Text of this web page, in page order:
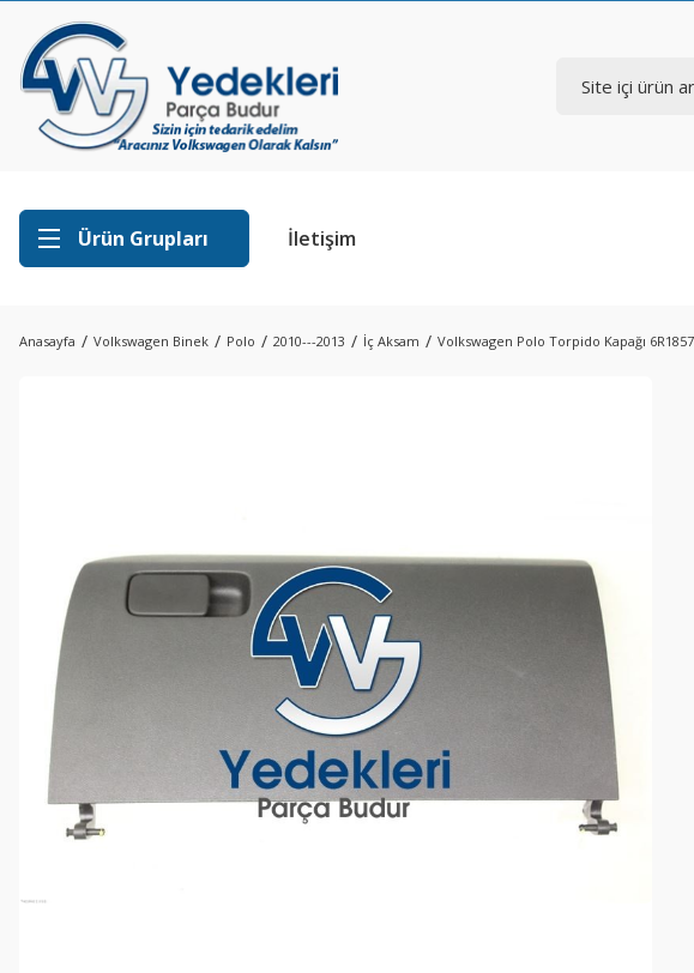
Ürün Grupları İletişim
Anasayfa Volkswagen Binek Polo 2010---2013 İç Aksam Volkswagen Polo Torpido Kapağı